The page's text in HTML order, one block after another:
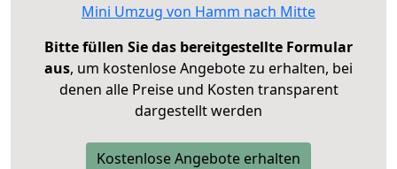
Mini Umzug von Hamm nach Mitte
Bitte füllen Sie das bereitgestellte Formular
aus, um kostenlose Angebote zu erhalten, bei
denen alle Preise und Kosten transparent
dargestellt werden
Kostenlose Angebote erhalten